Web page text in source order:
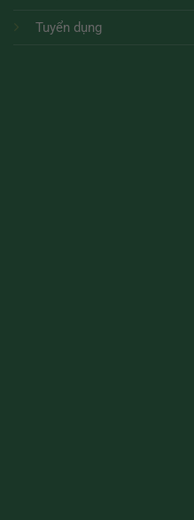
Tuyển dụng